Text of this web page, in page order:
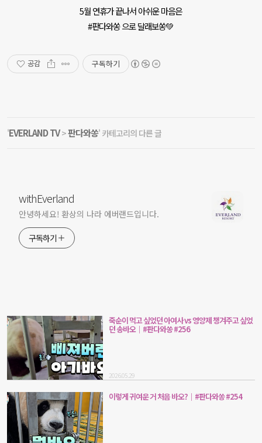
5월 연휴가 끝나서 아쉬운 마음은
#판다와쏭 으로 달래보쏭💚
공감 구독하기
'EVERLAND TV>판다와쏭' 카테고리의 다른 글
withEverland
안녕하세요! 환상의 나라 에버랜드입니다.
구독하기
죽순이 먹고 싶었던 아여사 vs 영양제 챙겨주고 싶었
던 송바오｜#판다와쏭 #256
2026.05.29
이렇게 귀여운 거 처음 바오?｜#판다와쏭 #254